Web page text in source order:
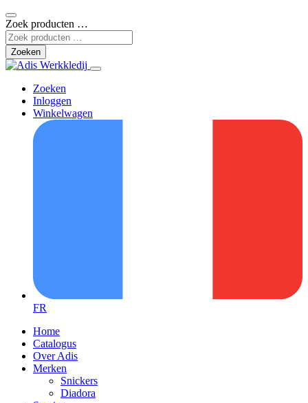
Zoek producten …
Zoeken
Inloggen
Winkelwagen
FR
Home
Catalogus
Over Adis
Merken
Snickers
Diadora